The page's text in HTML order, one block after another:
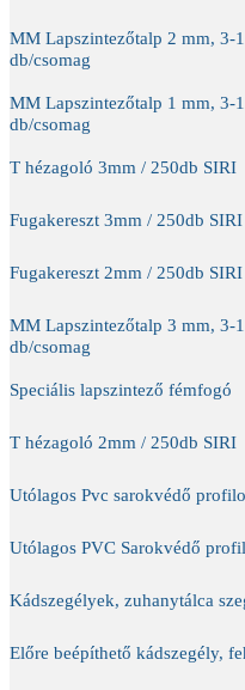
MM Lapszintezőtalp 2 mm, 3-
db/csomag
MM Lapszintezőtalp 1 mm, 3-
db/csomag
T hézagoló 3mm / 250db SIRI
Fugakereszt 3mm / 250db SIRI
Fugakereszt 2mm / 250db SIRI
MM Lapszintezőtalp 3 mm, 3-
db/csomag
Speciális lapszintező fémfogó
T hézagoló 2mm / 250db SIRI
Utólagos Pvc sarokvédő
Utólagos PVC Sarokvédő profil
Kádszegélyek, zuhanytálca
Előre beépíthető kádszegély,